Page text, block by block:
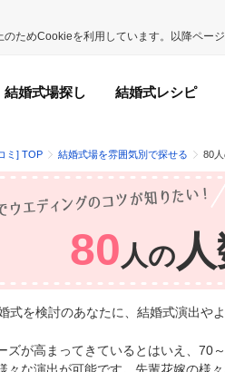
のためCookieを利用しています。以降ペー
結婚式場探し 結婚式レシピ
ミ] TOP 結婚式場を雰囲気別で探せる 80
80 人の
式を検討のあなたに、結婚式演出や
ズが高まってきているとはいえ、70